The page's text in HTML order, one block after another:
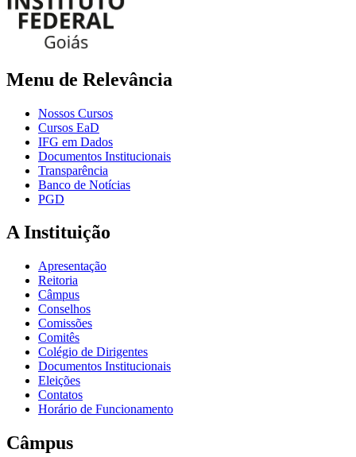
Menu de Relevância
Nossos Cursos
Cursos EaD
IFG em Dados
Documentos Institucionais
Transparência
Banco de Notícias
PGD
A Instituição
Apresentação
Reitoria
Câmpus
Conselhos
Comissões
Comitês
Colégio de Dirigentes
Documentos Institucionais
Eleições
Contatos
Horário de Funcionamento
Câmpus